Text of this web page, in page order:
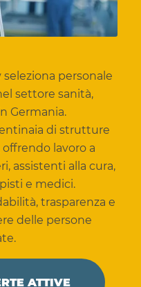
personale
settore sanità,
Germania.
di strutture
lavoro a
assistenti alla cura,
e medici.
trasparenza e
delle persone
ATTIVE